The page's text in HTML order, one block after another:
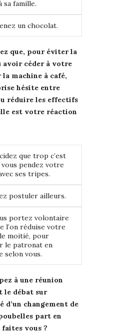
sa famille.
un chocolat.
que, pour éviter la
céder à votre
la machine à café,
hésite entre
réduire les effectifs
est votre réaction
que trop c’est
pendez votre
ses tripes.
postuler ailleurs.
portez volontaire
l’on réduise votre
moitié, pour
le patronat en
selon vous.
à une réunion
le débat sur
d’un changement de
part en
vous ?